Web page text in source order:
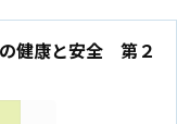
健康と安全 第２